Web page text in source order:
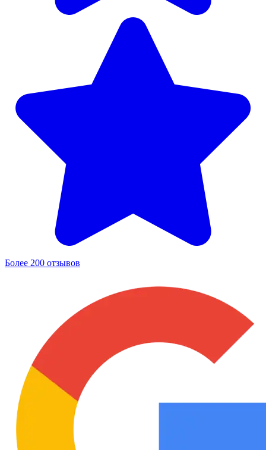
Более 200 отзывов